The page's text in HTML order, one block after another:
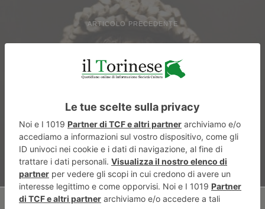
ARTICOLO PRECEDENTE
calendario con visite speciali,
aperture serali e tariffe
agevolate